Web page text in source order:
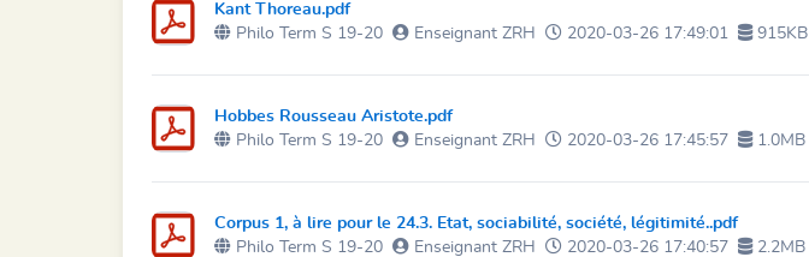
Kant Thoreau.pdf
Philo Term S 19-20
Enseignant ZRH 2020-03-26 17:49:01 915KB
Hobbes Rousseau Aristote.pdf
Philo Term S 19-20
Enseignant ZRH 2020-03-26 17:45:57 1.0MB
Corpus 1, à lire pour le 24.3. Etat, sociabilité, société, légitimité..pdf
Philo Term S 19-20
Enseignant ZRH 2020-03-26 17:40:57 2.2MB